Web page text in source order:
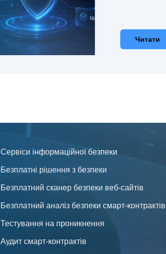
Читати
Сервіси інформаційної безпеки
Безплатні рішення з безпеки
Безплатний сканер безпеки веб-сайтів
Безплатний аналіз безпеки смарт-контрактів
Тестування на проникнення
Аудит смарт-контрактів